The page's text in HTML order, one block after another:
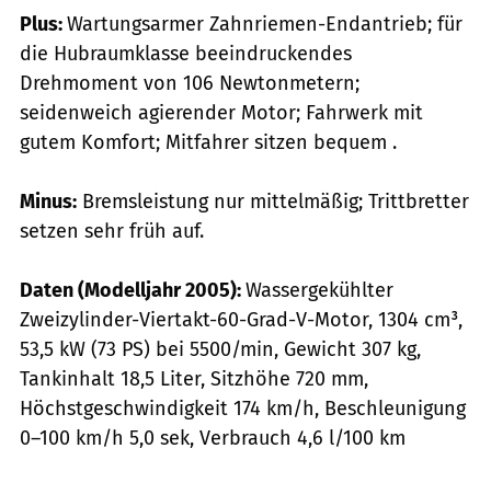
Plus:Wartungsarmer Zahnriemen-Endantrieb; für
die Hubraumklasse beeindruckendes
Drehmoment von 106 Newtonmetern;
seidenweich agierender Motor; Fahrwerk mit
gutem Komfort; Mitfahrer sitzen bequem .
Minus: Bremsleistung nur mittelmäßig; Trittbretter
setzen sehr früh auf.
Daten (Modelljahr 2005):Wassergekühlter
Zweizylinder-Viertakt-60-Grad-V-Motor, 1304 cm³,
53,5 kW (73 PS) bei 5500/min, Gewicht 307 kg,
Tankinhalt 18,5 Liter, Sitzhöhe 720 mm,
Höchstgeschwindigkeit 174 km/h, Beschleunigung
0–100 km/h 5,0 sek, Verbrauch 4,6 l/100 km